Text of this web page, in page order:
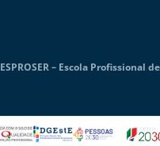
ESPROSER – Escola Profissional